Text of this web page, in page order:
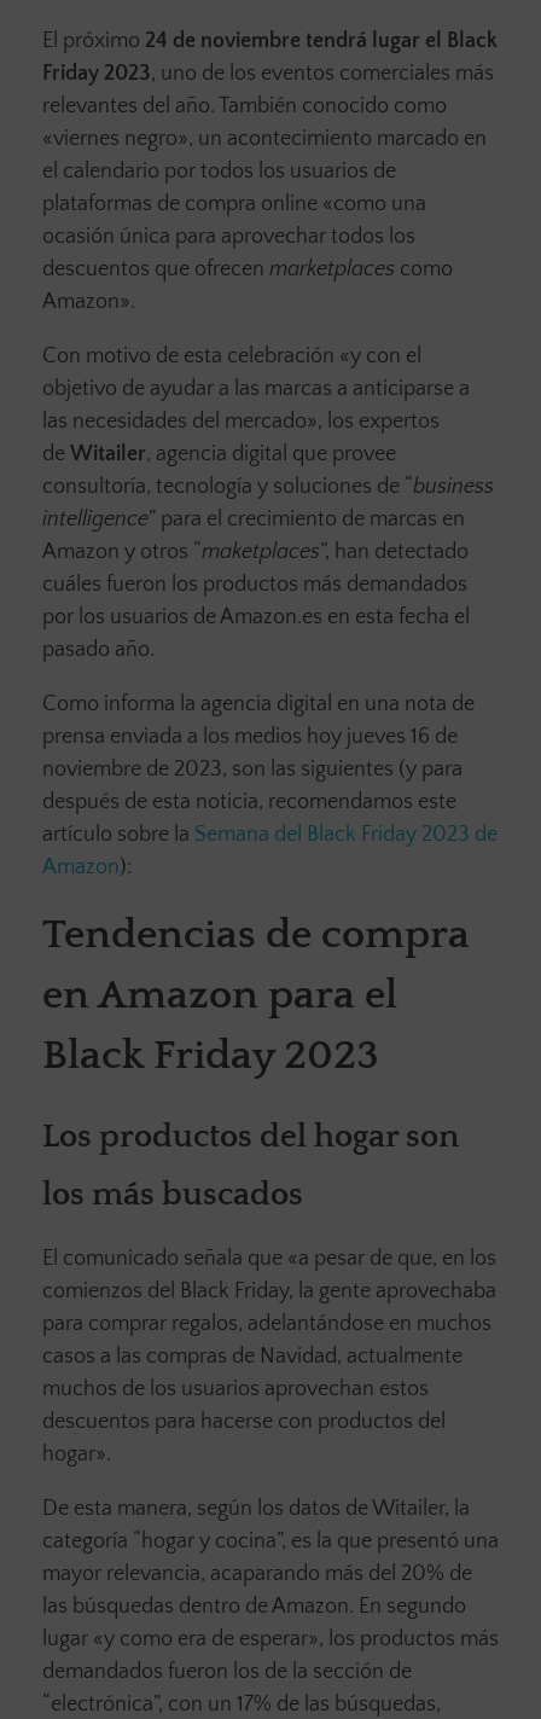
El próximo 24 de noviembre tendrá lugar el Black
Friday 2023, uno de los eventos comerciales más
relevantes del año. También conocido como
«viernes negro», un acontecimiento marcado en
el calendario por todos los usuarios de
plataformas de compra online «como una
ocasión única para aprovechar todos los
descuentos que ofrecen marketplaces como
Amazon».
Con motivo de esta celebración «y con el
objetivo de ayudar a las marcas a anticiparse a
las necesidades del mercado», los expertos
de Witailer, agencia digital que provee
consultoría, tecnología y soluciones de “business
intelligence” para el crecimiento de marcas en
Amazon y otros “maketplaces”, han detectado
cuáles fueron los productos más demandados
por los usuarios de Amazon.es en esta fecha el
pasado año.
Como informa la agencia digital en una nota de
prensa enviada a los medios hoy jueves 16 de
noviembre de 2023, son las siguientes (y para
después de esta noticia, recomendamos este
artículo sobre la Semana del Black Friday 2023 de
Amazon):
Tendencias de compra
en Amazon para el
Black Friday 2023
Los productos del hogar son
los más buscados
El comunicado señala que «a pesar de que, en los
comienzos del Black Friday, la gente aprovechaba
para comprar regalos, adelantándose en muchos
casos a las compras de Navidad, actualmente
muchos de los usuarios aprovechan estos
descuentos para hacerse con productos del
hogar».
De esta manera, según los datos de Witailer, la
categoría “hogar y cocina”, es la que presentó una
mayor relevancia, acaparando más del 20% de
las búsquedas dentro de Amazon. En segundo
lugar «y como era de esperar», los productos más
demandados fueron los de la sección de
“electrónica”, con un 17% de las búsquedas,